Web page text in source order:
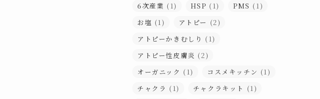
6次産業 (1) HSP (1) PMS (1)
お塩 (1) アトピー (2)
アトピーかきむしり (1)
アトピー性皮膚炎 (2)
オーガニック (1) コスメキッチン (1)
チャクラ (1) チャクラキット (1)